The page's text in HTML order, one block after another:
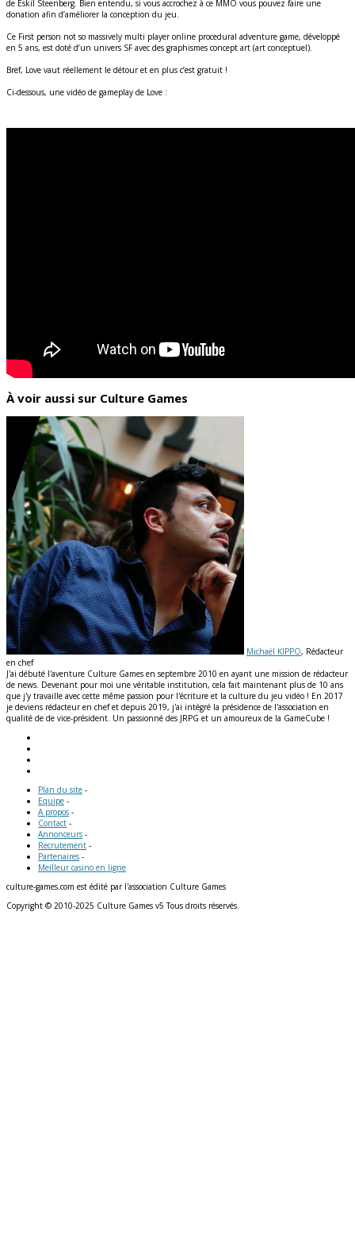
de Eskil Steenberg. Bien entendu, si vous accrochez à ce MMO vous pouvez faire une
donation afin d’améliorer la conception du jeu.
Ce First person not so massively multi player online procedural adventure game, développé
en 5 ans, est doté d’un univers SF avec des graphismes concept art (art conceptuel).
Bref, Love vaut réellement le détour et en plus c’est gratuit !
Ci-dessous, une vidéo de gameplay de Love :
À voir aussi sur Culture Games
Michaël KIPPO, Rédacteur
en chef
J'ai débuté l'aventure Culture Games en septembre 2010 en ayant une mission de rédacteur
de news. Devenant pour moi une véritable institution, cela fait maintenant plus de 10 ans
que j'y travaille avec cette même passion pour l'écriture et la culture du jeu vidéo ! En 2017
je deviens rédacteur en chef et depuis 2019, j'ai intégré la présidence de l'association en
qualité de de vice-président. Un passionné des JRPG et un amoureux de la GameCube !
Plan du site -
Equipe -
A propos -
Contact -
Annonceurs -
Recrutement -
Partenaires -
Meilleur casino en ligne
culture-games.com est édité par l'association Culture Games
Copyright © 2010-2025 Culture Games v5 Tous droits réservés.